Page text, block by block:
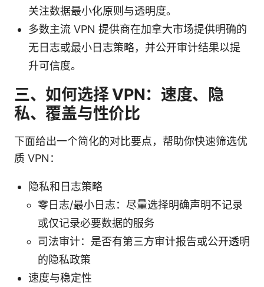
关注数据最小化原则与透明度。
多数主流 VPN 提供商在加拿大市场提供明确的
无日志或最小日志策略，并公开审计结果以提
升可信度。
三、如何选择 VPN：速度、隐
私、覆盖与性价比
下面给出一个简化的对比要点，帮助你快速筛选优
质 VPN：
隐私和日志策略
零日志/最小日志：尽量选择明确声明不记录
或仅记录必要数据的服务
司法审计：是否有第三方审计报告或公开透明
的隐私政策
速度与稳定性